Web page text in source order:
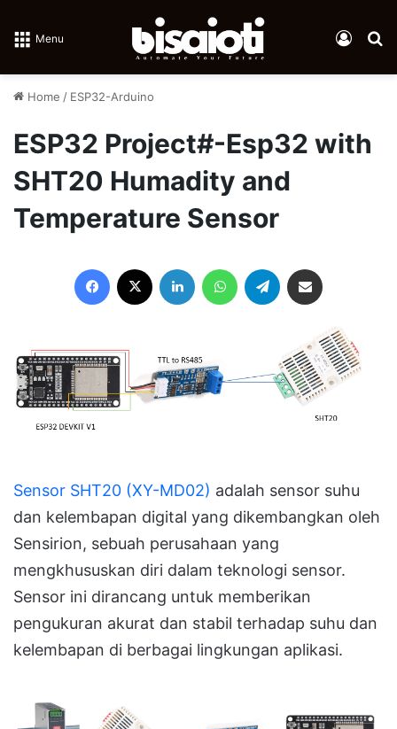
Menu Log In
Home / ESP32-Arduino
ESP32 Project#-Esp32 with
SHT20 Humadity and
Temperature Sensor
Facebook LinkedIn WhatsAppTelegram
Sensor SHT20 (XY-MD02) adalah sensor suhu
dan kelembapan digital yang dikembangkan oleh
Sensirion, sebuah perusahaan yang
mengkhususkan diri dalam teknologi sensor.
Sensor ini dirancang untuk memberikan
pengukuran akurat dan stabil terhadap suhu dan
kelembapan di berbagai lingkungan aplikasi.